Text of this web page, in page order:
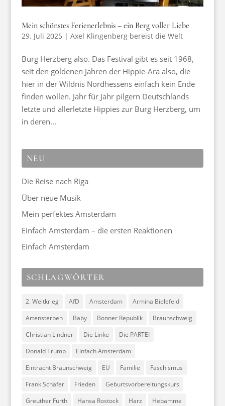
Mein schönstes Ferienerlebnis – ein Berg voller Liebe
29. Juli 2025 | Axel Klingenberg bereist die Welt
Burg Herzberg also. Das Festival gibt es seit 1968,
seit den goldenen Jahren der Hippie-Ära also, die
hier in der Wildnis Nordhessens einfach kein Ende
finden wollen. Jahr für Jahr pilgern Deutschlands
letzte und allerletzte Hippies zur Burg Herzberg, um
in deren...
NEU
Die Reise nach Riga
Über neue Musik
Mein perfektes Amsterdam
Einfach Amsterdam – die ersten Reaktionen
Einfach Amsterdam
SCHLAGWÖRTER
2. Weltkrieg AfD Amsterdam
Armina Bielefeld
Artensterben
Baby Bonner Republik
Braunschweig
Christian Lindner
Die Linke
Die PARTEI
Donald Trump
Einfach Amsterdam
Eintracht Braunschweig
EU Familie
Faschismus
Frank Schäfer
Frieden
Geburtsvorbereitungskurs
Greuther Fürth
Hansa Rostock Harz
Hebamme